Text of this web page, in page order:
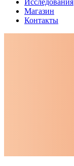
Исследования
Магазин
Контакты